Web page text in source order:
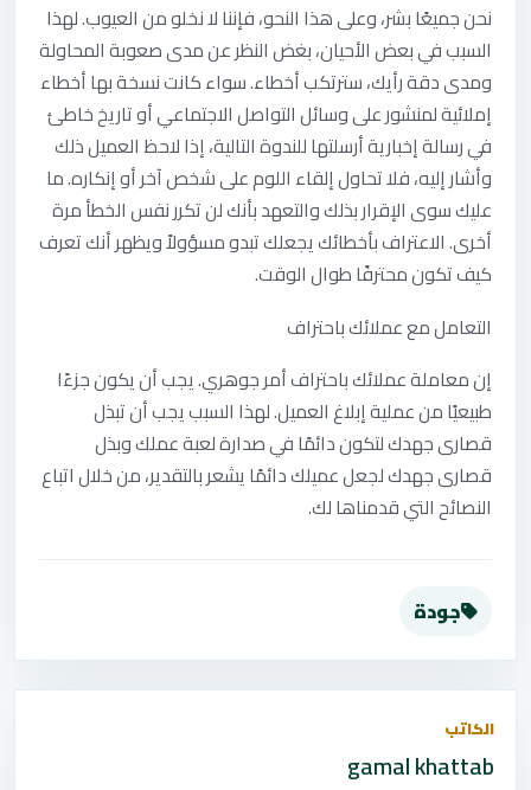
نحن جميعًا بشر، وعلى هذا النحو، فإننا لا نخلو من العيوب. لهذا
السبب في بعض الأحيان، بغض النظر عن مدى صعوبة المحاولة
ومدى دقة رأيك، سترتكب أخطاء. سواء كانت نسخة بها أخطاء
إملائية لمنشور على وسائل التواصل الاجتماعي أو تاريخ خاطئ
في رسالة إخبارية أرسلتها للندوة التالية، إذا لاحظ العميل ذلك
وأشار إليه، فلا تحاول إلقاء اللوم على شخص آخر أو إنكاره. ما
عليك سوى الإقرار بذلك والتعهد بأنك لن تكرر نفس الخطأ مرة
أخرى. الاعتراف بأخطائك يجعلك تبدو مسؤولاً ويظهر أنك تعرف
كيف تكون محترفًا طوال الوقت.
التعامل‭ ‬مع‭ ‬عملائك‭ ‬باحتراف
إن معاملة عملائك باحتراف أمر جوهري. يجب أن يكون جزءًا
طبيعيًا من عملية إبلاغ العميل. لهذا السبب يجب أن تبذل
قصارى جهدك لتكون دائمًا في صدارة لعبة عملك وبذل
قصارى جهدك لجعل عميلك دائمًا يشعر بالتقدير، من خلال اتباع
النصائح التي قدمناها لك.
جودة
الكاتب
gamal khattab